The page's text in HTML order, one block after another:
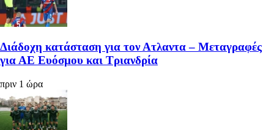
Διάδοχη κατάσταση για τον Ατλαντα – Μεταγραφές
για ΑΕ Ευόσμου και Τριανδρία
πριν 1 ώρα